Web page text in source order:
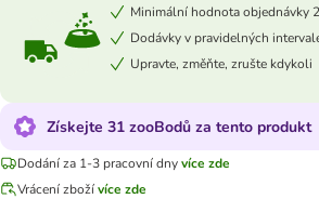
Minimální hodnota objednávky
Dodávky v pravidelných
Upravte, změňte, zrušte kdykoli
Získejte 31 zooBodů za tento produkt
Dodání za 1-3 pracovní dnyvíce zde
Vrácení zbožívíce zde